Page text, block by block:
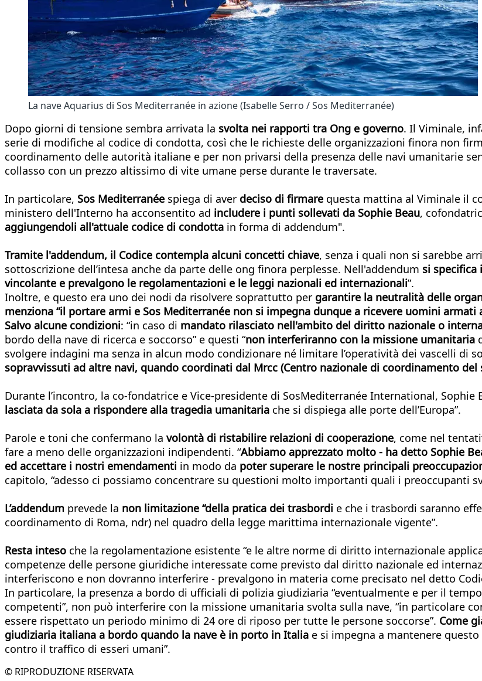
La nave Aquarius di Sos Mediterranée in azione (Isabelle Serro / Sos Mediterranée)
Dopo giorni di tensione sembra arrivata la svolta nei rapporti tra Ong e governo. Il Viminale,
serie di modifiche al codice di condotta, così che le richieste delle organizzazioni finora non
coordinamento delle autorità italiane e per non privarsi della presenza delle navi umanitarie
collasso con un prezzo altissimo di vite umane perse durante le traversate.
In particolare, Sos Mediterranée spiega di aver deciso di firmare questa mattina al Viminale il
ministero dell'Interno ha acconsentito ad includere i punti sollevati da Sophie Beau,
aggiungendoli all'attuale codice di condotta in forma di addendum".
Tramite l'addendum, il Codice contempla alcuni concetti chiave, senza i quali non si sarebbe
sottoscrizione dell’intesa anche da parte delle ong finora perplesse. Nell'addendum si specifica
vincolante e prevalgono le regolamentazioni e le leggi nazionali ed internazionali”.
Inoltre, e questo era uno dei nodi da risolvere soprattutto per garantire la neutralità delle
menziona “il portare armi e Sos Mediterranée non si impegna dunque a ricevere uomini armati
Salvo alcune condizioni: “in caso di mandato rilasciato nell'ambito del diritto nazionale o
bordo della nave di ricerca e soccorso” e questi “non interferiranno con la missione umanitaria
svolgere indagini ma senza in alcun modo condizionare né limitare l’operatività dei vascelli di
sopravvissuti ad altre navi, quando coordinati dal Mrcc (Centro nazionale di coordinamento
Durante l’incontro, la co-fondatrice e Vice-presidente di SosMediterranée International, Sophie
lasciata da sola a rispondere alla tragedia umanitaria che si dispiega alle porte dell’Europa”.
Parole e toni che confermano la volontà di ristabilire relazioni di cooperazione, come nel
fare a meno delle organizzazioni indipendenti. “Abbiamo apprezzato molto - ha detto Sophie
ed accettare i nostri emendamenti in modo da poter superare le nostre principali
capitolo, “adesso ci possiamo concentrare su questioni molto importanti quali i preoccupanti
L’addendum prevede la non limitazione “della pratica dei trasbordi e che i trasbordi saranno
coordinamento di Roma, ndr) nel quadro della legge marittima internazionale vigente”.
Resta inteso che la regolamentazione esistente “e le altre norme di diritto internazionale
competenze delle persone giuridiche interessate come previsto dal diritto nazionale ed
interferiscono e non dovranno interferire - prevalgono in materia come precisato nel detto
In particolare, la presenza a bordo di ufficiali di polizia giudiziaria “eventualmente e per il
competenti”, non può interferire con la missione umanitaria svolta sulla nave, “in particolare
essere rispettato un periodo minimo di 24 ore di riposo per tutte le persone soccorse”. Come
giudiziaria italiana a bordo quando la nave è in porto in Italia e si impegna a mantenere
contro il traffico di esseri umani”.
© RIPRODUZIONE RISERVATA